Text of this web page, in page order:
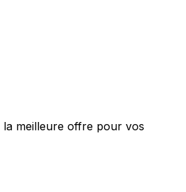
meilleure offre pour vos